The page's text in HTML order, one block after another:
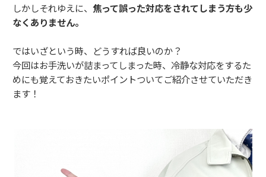
しかしそれゆえに、 焦って誤った対応をされてしまう方も少
なくありません。
ではいざという時、どうすれば良いのか？
今回はお手洗いが詰まってしまった時、冷静な対応をするた
めにも覚えておきたいポイントついてご紹介させていただき
ます！